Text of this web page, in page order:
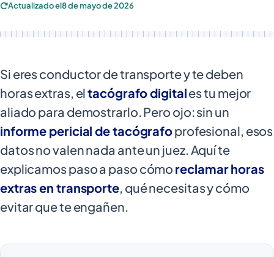
Actualizado el8 de mayo de 2026
Si eres conductor de transporte y te deben
horas extras, eltacógrafo digitales tu mejor
aliado para demostrarlo. Pero ojo: sin un
informe pericial de tacógrafoprofesional, esos
datos no valen nada ante un juez. Aquí te
explicamos paso a paso cómo reclamar horas
extras en transporte, qué necesitas y cómo
evitar que te engañen.